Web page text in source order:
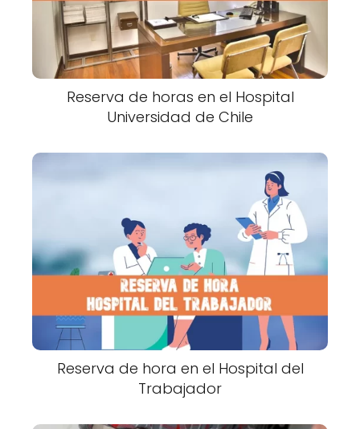
Reserva de horas en el Hospital
Universidad de Chile
Reserva de hora en el Hospital del
Trabajador